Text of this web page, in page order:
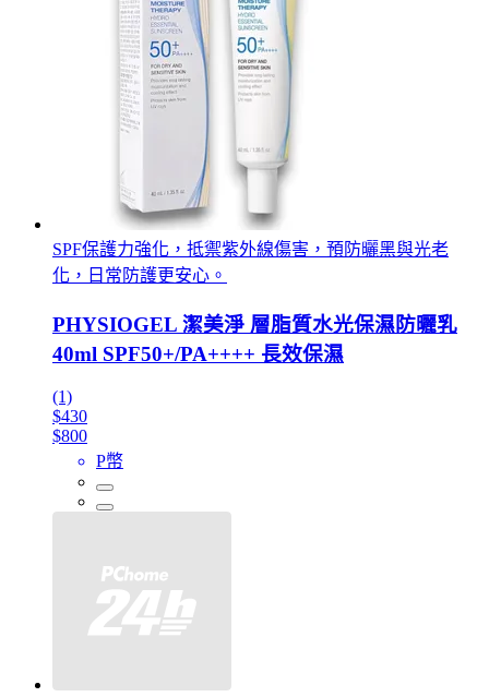
SPF保護力強化，抵禦紫外線傷害，預防曬黑與光老
化，日常防護更安心。
PHYSIOGEL 潔美淨 層脂質水光保濕防曬乳
40ml SPF50+/PA++++ 長效保濕
(1)
$430
$800
P幣